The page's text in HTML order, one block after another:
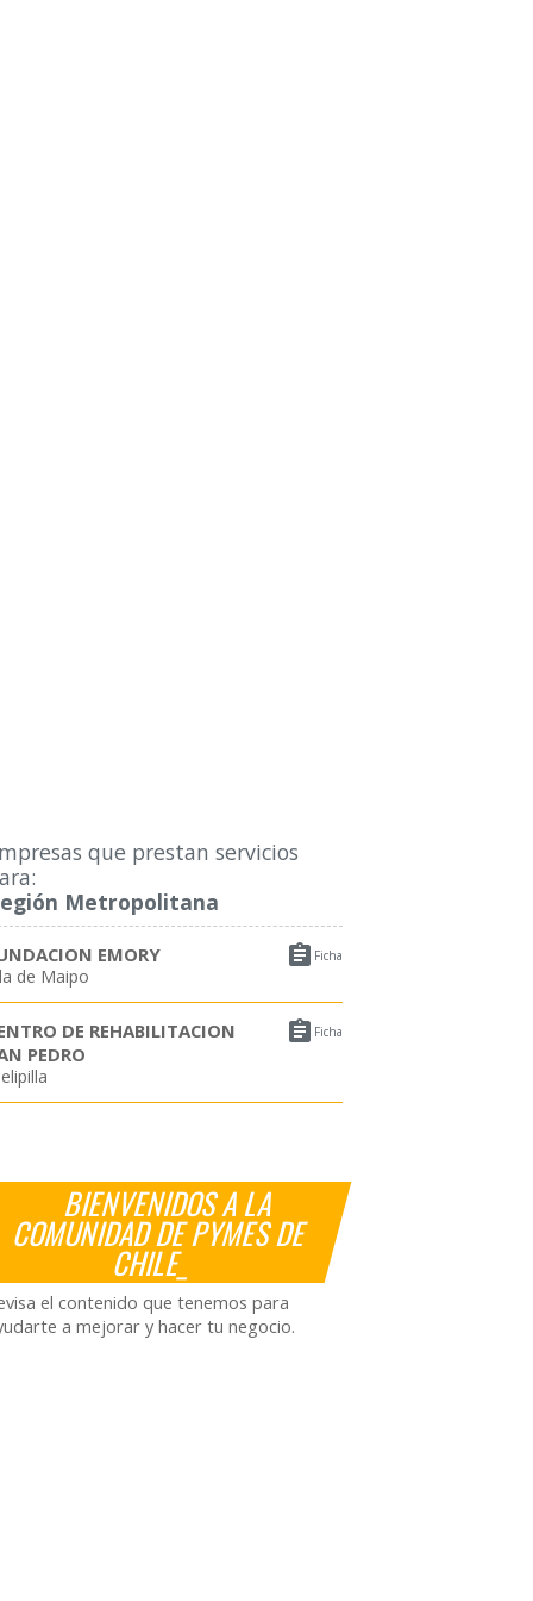
que prestan servicios
Metropolitana
 Ficha
EMORY
de Maipo
 Ficha
DE REHABILITACION
PEDRO
BIENVENIDOS A LA
COMUNIDAD DE PYMES DE
CHILE_
el contenido que tenemos para
a mejorar y hacer tu negocio.